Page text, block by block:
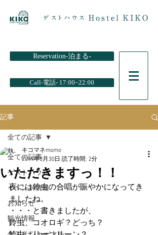
Reservation-泊まる-
Call-電話- 17:00~22:00
記事
全ての記事
ゲストハウス
イベント情報
お知らせ
観光情報
全ての記事
いただきますっ！！
キコマネmomo
2019年8月30日 読了時間: 2分
夜には鈴虫の合唱が賑やかになってき
ましたね。
・・・と書きましたが、
鈴虫、コオロギ？どっち？